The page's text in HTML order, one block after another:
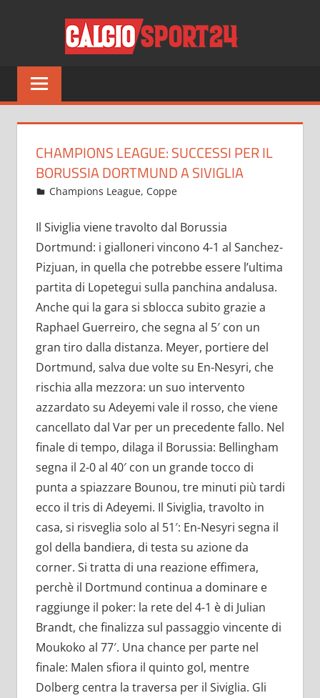
Tutto
sul
del
solo
CHAMPIONS LEAGUE: SUCCESSI PER IL
BORUSSIA DORTMUND A SIVIGLIA
Ottobre 6, 2022
admin
Champions League, Coppe
Il Siviglia viene travolto dal Borussia
Dortmund: i gialloneri vincono 4-1 al Sanchez-
Pizjuan, in quella che potrebbe essere l’ultima
partita di Lopetegui sulla panchina andalusa.
Anche qui la gara si sblocca subito grazie a
Raphael Guerreiro, che segna al 5′ con un
gran tiro dalla distanza. Meyer, portiere del
Dortmund, salva due volte su En-Nesyri, che
rischia alla mezzora: un suo intervento
azzardato su Adeyemi vale il rosso, che viene
cancellato dal Var per un precedente fallo. Nel
finale di tempo, dilaga il Borussia: Bellingham
segna il 2-0 al 40′ con un grande tocco di
punta a spiazzare Bounou, tre minuti più tardi
ecco il tris di Adeyemi. Il Siviglia, travolto in
casa, si risveglia solo al 51′: En-Nesyri segna il
gol della bandiera, di testa su azione da
corner. Si tratta di una reazione effimera,
perchè il Dortmund continua a dominare e
raggiunge il poker: la rete del 4-1 è di Julian
Brandt, che finalizza sul passaggio vincente di
Moukoko al 77′. Una chance per parte nel
finale: Malen sfiora il quinto gol, mentre
Dolberg centra la traversa per il Siviglia. Gli